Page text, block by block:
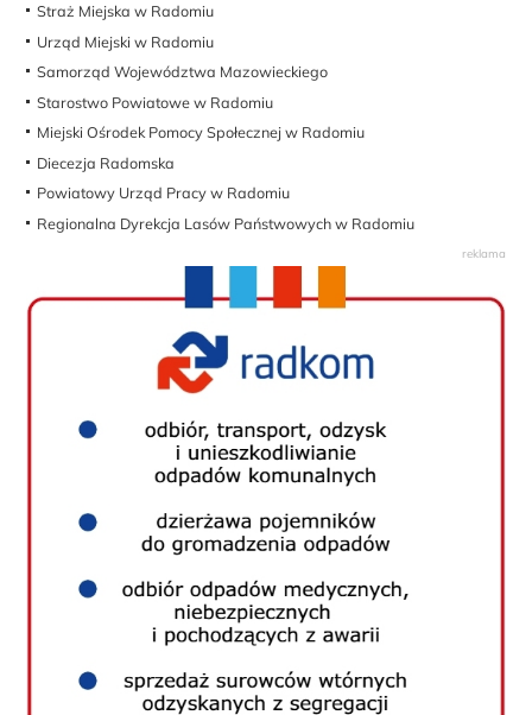
Straż Miejska w Radomiu
Urząd Miejski w Radomiu
Samorząd Województwa Mazowieckiego
Starostwo Powiatowe w Radomiu
Miejski Ośrodek Pomocy Społecznej w Radomiu
Diecezja Radomska
Powiatowy Urząd Pracy w Radomiu
Regionalna Dyrekcja Lasów Państwowych w Radomiu